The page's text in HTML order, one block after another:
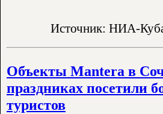
Источник: НИА-
Объекты Mantera в
праздниках посетили
туристов